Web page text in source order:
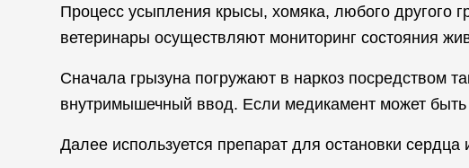
Процесс усыпления крысы, хомяка, любого другого
ветеринары осуществляют мониторинг состояния
Сначала грызуна погружают в наркоз посредством
внутримышечный ввод. Если медикамент может
Далее используется препарат для остановки